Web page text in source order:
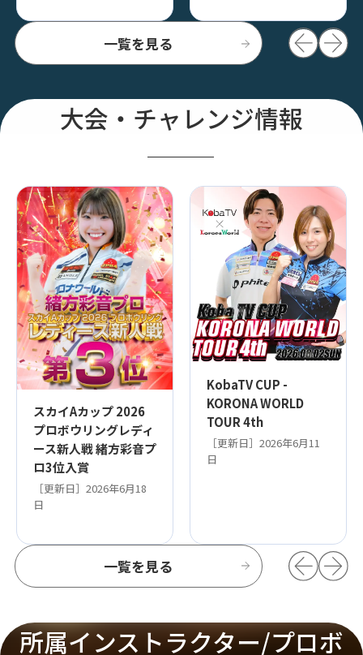
一覧を見る
大会・チャレンジ情報
一覧を見る
スカイAカップ 2026
プロボウリングレディ
ース新人戦 緒方彩音プ
ロ3位入賞
［更新日］2026年6月18
日
KobaTV CUP -
KORONA WORLD
TOUR 4th
［更新日］2026年6月11
日
所属インストラクター/プロボ